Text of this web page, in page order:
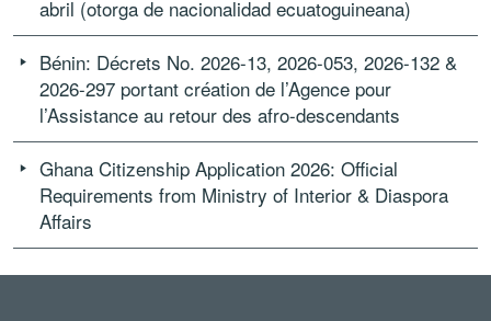
abril (otorga de nacionalidad ecuatoguineana)
Bénin: Décrets No. 2026-13, 2026-053, 2026-132 &
2026-297 portant création de l’Agence pour
l’Assistance au retour des afro-descendants
Ghana Citizenship Application 2026: Official
Requirements from Ministry of Interior & Diaspora
Affairs